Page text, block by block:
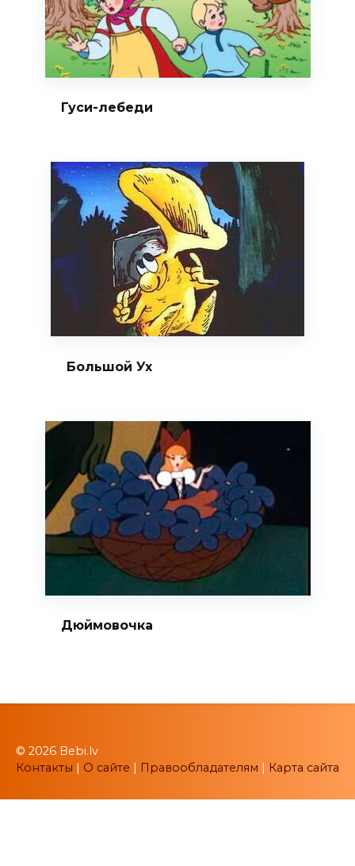
Гуси-лебеди
Большой Ух
Дюймовочка
© 2026 Bebi.lv
Контакты | О сайте | Правообладателям | Карта сайта